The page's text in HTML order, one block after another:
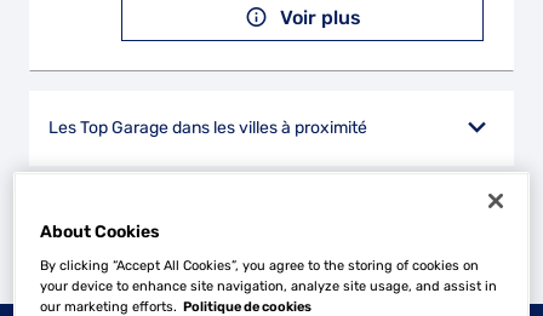
Voir plus
Les Top Garage dans les villes à proximité
Powered byevermaps ©
About Cookies
By clicking “Accept All Cookies”, you agree to the storing of cookies on
your device to enhance site navigation, analyze site usage, and assist in
our marketing efforts. Politique de cookies